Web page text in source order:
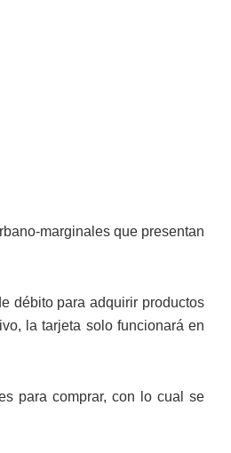
marginales que presentan
débito para adquirir productos
la tarjeta solo funcionará en
para comprar, con lo cual se